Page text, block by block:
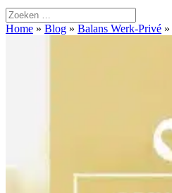
Home » Blog » Balans Werk-Privé »